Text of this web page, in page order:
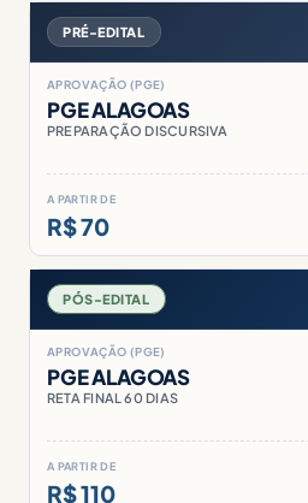
PRÉ-EDITAL
APROVAÇÃO (PGE)
PGE ALAGOAS
PREPARAÇÃO DISCURSIVA
A PARTIR DE
R$ 70
PÓS-EDITAL
APROVAÇÃO (PGE)
PGE ALAGOAS
RETA FINAL 60 DIAS
A PARTIR DE
R$ 110